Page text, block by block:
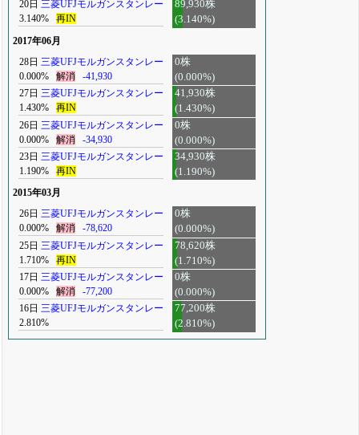
20日 三菱UFJモルガンスタンレー
3.140%
再IN
89,930株
(3.140%)
2017年06月
28日 三菱UFJモルガンスタンレー
0.000%
解消 -41,930
0株
(0.000%)
27日 三菱UFJモルガンスタンレー
1.430%
再IN
41,930株
(1.430%)
26日 三菱UFJモルガンスタンレー
0.000%
解消 -34,930
0株
(0.000%)
23日 三菱UFJモルガンスタンレー
1.190%
再IN
34,930株
(1.190%)
2015年03月
26日 三菱UFJモルガンスタンレー
0.000%
解消 -78,620
0株
(0.000%)
25日 三菱UFJモルガンスタンレー
1.710%
再IN
78,620株
(1.710%)
17日 三菱UFJモルガンスタンレー
0.000%
解消 -77,200
0株
(0.000%)
16日 三菱UFJモルガンスタンレー
2.810%
77,200株
(2.810%)